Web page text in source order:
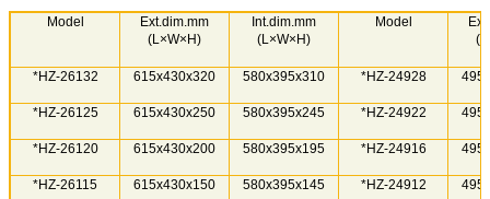
Model
Ext.dim.mm
(L×W×H)
Int.dim.mm
(L×W×H)
Model
*HZ-26132 615x430x320 580x395x310 *HZ-24928
*HZ-26125 615x430x250 580x395x245 *HZ-24922
*HZ-26120 615x430x200 580x395x195 *HZ-24916
*HZ-26115 615x430x150 580x395x145 *HZ-24912